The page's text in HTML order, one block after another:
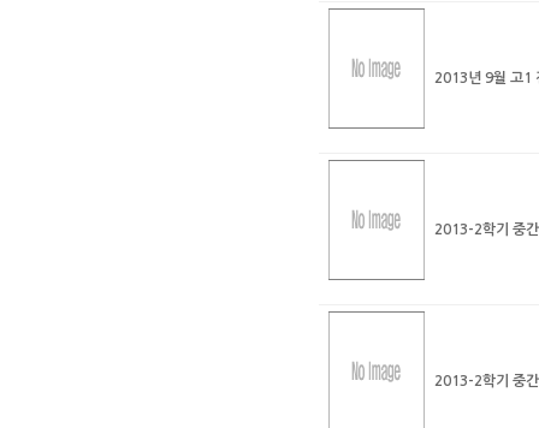
2013년 9월 고1
2013-2학기 중
2013-2학기 중